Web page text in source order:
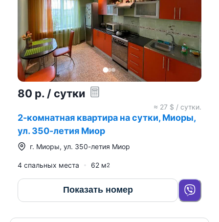
80 р. / сутки
≈ 27 $ / сутки.
2-комнатная квартира на сутки, Миоры,
ул. 350-летия Миор
г. Миоры, ул. 350-летия Миор
4 спальных места 62 м2
Показать номер